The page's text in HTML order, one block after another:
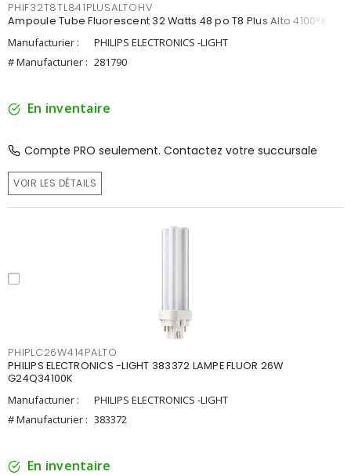
PHIF32T8TL841PLUSALTOHV
Ampoule Tube Fluorescent 32 Watts 48 po T8 Plus Alto 4100°K
Manufacturier :
PHILIPS ELECTRONICS -LIGHT
# Manufacturier : 281790
En inventaire
Compte PRO seulement. Contactez votre succursale
VOIR LES DÉTAILS
PHIPLC26W414PALTO
PHILIPS ELECTRONICS -LIGHT 383372 LAMPE FLUOR 26W
G24Q34100K
Manufacturier :
PHILIPS ELECTRONICS -LIGHT
# Manufacturier : 383372
En inventaire